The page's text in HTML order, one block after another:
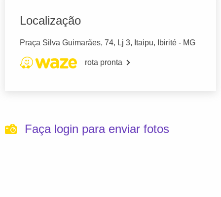
Localização
Praça Silva Guimarães, 74, Lj 3, Itaipu, Ibirité - MG
rota pronta
Faça login para enviar fotos